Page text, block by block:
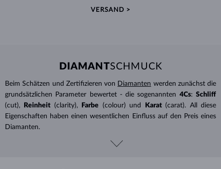
VERSAND >
DIAMANTSCHMUCK
Beim Schätzen und Zertifizieren von Diamanten werden zunächst die
grundsätzlichen Parameter bewertet - die sogenannten 4Cs: Schliff
(cut),
Reinheit (clarity), Farbe (colour) und Karat (carat). All diese
Eigenschaften haben einen wesentlichen Einfluss auf den Preis eines
Diamanten.